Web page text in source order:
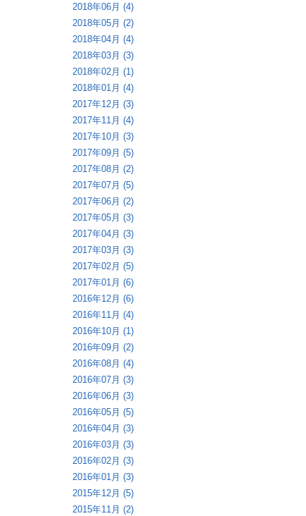
2018年06月 (4)
2018年05月 (2)
2018年04月 (4)
2018年03月 (3)
2018年02月 (1)
2018年01月 (4)
2017年12月 (3)
2017年11月 (4)
2017年10月 (3)
2017年09月 (5)
2017年08月 (2)
2017年07月 (5)
2017年06月 (2)
2017年05月 (3)
2017年04月 (3)
2017年03月 (3)
2017年02月 (5)
2017年01月 (6)
2016年12月 (6)
2016年11月 (4)
2016年10月 (1)
2016年09月 (2)
2016年08月 (4)
2016年07月 (3)
2016年06月 (3)
2016年05月 (5)
2016年04月 (3)
2016年03月 (3)
2016年02月 (3)
2016年01月 (3)
2015年12月 (5)
2015年11月 (2)